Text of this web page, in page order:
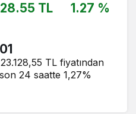
TL 1.27 %
TL fiyatından
24 saatte 1,27%